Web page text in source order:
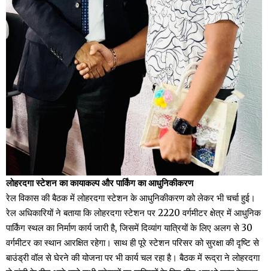
लोहरदगा स्टेशन का कायाकल्प और पार्किंग का आधुनिकीकरण
रेल विकास की बैठक में लोहरदगा स्टेशन के आधुनिकीकरण को लेकर भी चर्चा हुई।
रेल अधिकारियों ने बताया कि लोहरदगा स्टेशन पर 2220 वर्गमीटर क्षेत्र में आधुनिक
पार्किंग स्थल का निर्माण कार्य जारी है, जिसमें दिव्यांग यात्रियों के लिए अलग से 30
वर्गमीटर का स्थान आरक्षित रहेगा। साथ ही पूरे स्टेशन परिसर को सुरक्षा की दृष्टि से
बाउंड्री वॉल से घेरने की योजना पर भी कार्य चल रहा है। बैठक में रूद्रा ने लोहरदगा